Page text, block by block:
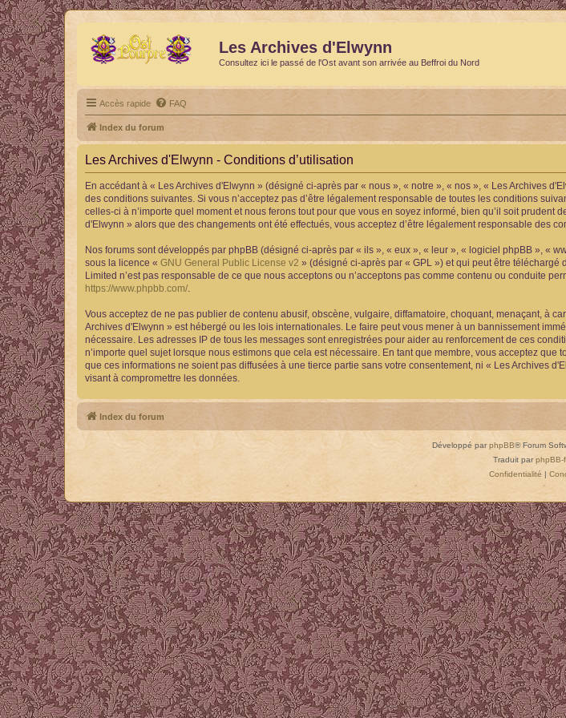
Les Archives d'Elwynn
Consultez ici le passé de l'Ost avant son arrivée au Beffroi du Nord
Accès rapide FAQ
Index du forum
Les Archives d'Elwynn - Conditions d’utilisation
En accédant à « Les Archives d'Elwynn » (désigné ci-après par « nous », « notre », « nos », « Les Archives
des conditions suivantes. Si vous n’acceptez pas d’être légalement responsable de toutes les conditions
celles-ci à n’importe quel moment et nous ferons tout pour que vous en soyez informé, bien qu’il soit
d'Elwynn » alors que des changements ont été effectués, vous acceptez d’être légalement responsable des
Nos forums sont développés par phpBB (désigné ci-après par « ils », « eux », « leur », « logiciel phpBB », «
sous la licence « GNU General Public License v2 » (désigné ci-après par « GPL ») et qui peut être téléchargé
Limited n’est pas responsable de ce que nous acceptons ou n’acceptons pas comme contenu ou conduite
https://www.phpbb.com/
Vous acceptez de ne pas publier de contenu abusif, obscène, vulgaire, diffamatoire, choquant, menaçant, à
Archives d'Elwynn » est hébergé ou les lois internationales. Le faire peut vous mener à un bannissement
nécessaire. Les adresses IP de tous les messages sont enregistrées pour aider au renforcement de ces
n’importe quel sujet lorsque nous estimons que cela est nécessaire. En tant que membre, vous acceptez
que ces informations ne soient pas diffusées à une tierce partie sans votre consentement, ni « Les Archives
visant à compromettre les données.
Index du forum
Développé parphpBB® Forum
Traduit parphpBB-
Confidentialité |